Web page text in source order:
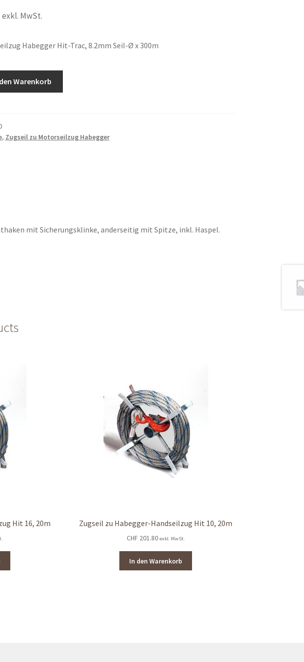
exkl. MwSt.
Habegger Hit-Trac, 8.2mm Seil-Ø x 300m
Warenkorb
, Zugseil zu Motorseilzug Habegger
mit Sicherungsklinke, anderseitig mit Spitze, inkl. Haspel.
Hit 16, 20m Zugseil zu Habegger-Handseilzug Hit 10, 20m
CHF 201.80 exkl. MwSt.
In den Warenkorb